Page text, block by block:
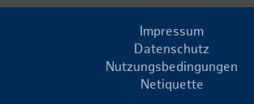
Impressum
Datenschutz
Nutzungsbedingungen
Netiquette